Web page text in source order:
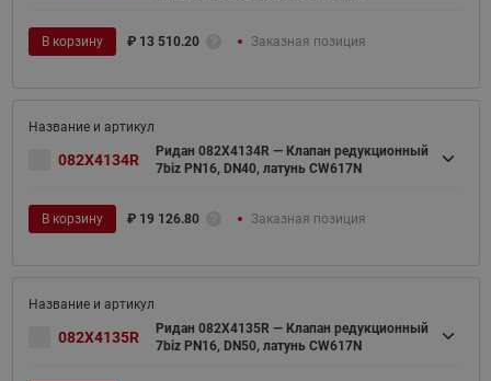
В корзину ₽ 13 510.20 Заказная позиция
082X4134R
Ридан 082X4134R — Клапан редукционный
7biz PN16, DN40, латунь CW617N
В корзину ₽ 19 126.80 Заказная позиция
082X4135R
Ридан 082X4135R — Клапан редукционный
7biz PN16, DN50, латунь CW617N